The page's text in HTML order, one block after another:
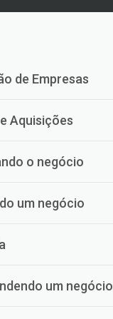
de Empresas
Aquisições
o negócio
um negócio
um negócio